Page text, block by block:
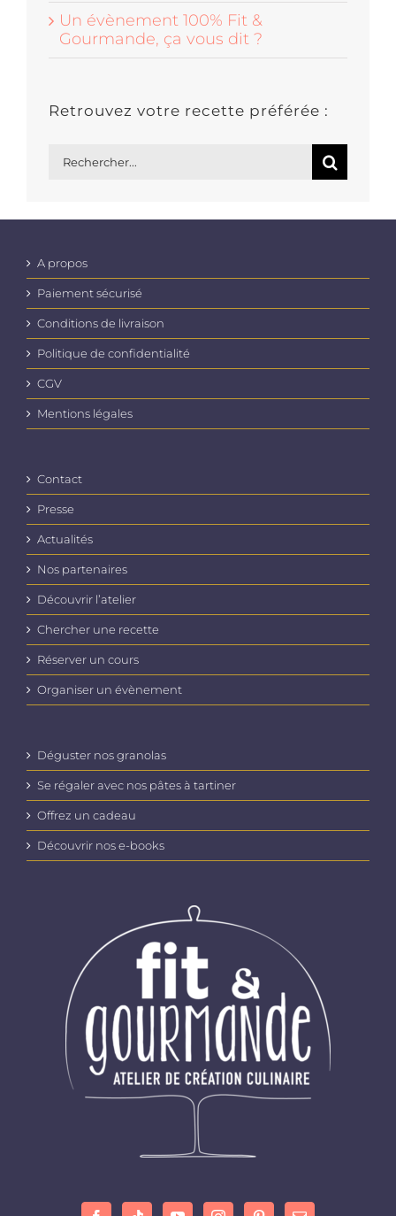
Un évènement 100% Fit &
Gourmande, ça vous dit ?
Retrouvez votre recette préférée :
A propos
Paiement sécurisé
Conditions de livraison
Politique de confidentialité
CGV
Mentions légales
Contact
Presse
Actualités
Nos partenaires
Découvrir l’atelier
Chercher une recette
Réserver un cours
Organiser un évènement
Déguster nos granolas
Se régaler avec nos pâtes à tartiner
Offrez un cadeau
Découvrir nos e-books